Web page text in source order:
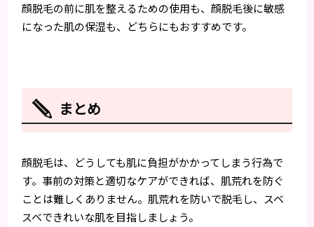
顔脱毛の前に肌を整えるための使用も、顔脱毛後に敏感
になった肌の保湿も、どちらにもおすすめです。
まとめ
顔脱毛は、どうしても肌に負担がかかってしまう行為で
す。事前の対策と適切なケアができれば、肌荒れを防ぐ
ことは難しくありません。肌荒れを防いで脱毛し、スベ
スベできれいな肌を目指しましょう。